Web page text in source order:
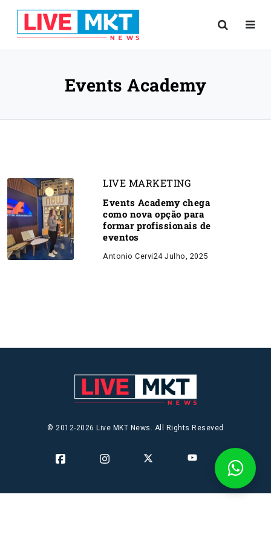
Events Academy
LIVE MARKETING
Events Academy chega
como nova opção para
formar profissionais de
eventos
Antonio Cervi24 Julho, 2025
© 2012-2026 Live MKT News. All Rights Reseved